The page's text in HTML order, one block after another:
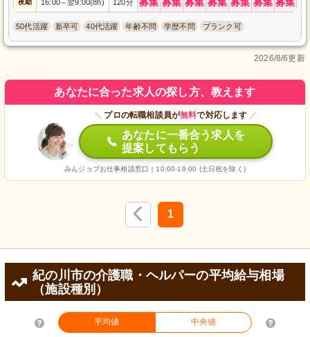
夜勤 16:00～翌9:00(8h) 120分
50代活躍 新卒可 40代活躍 年齢不問 学歴不問 ブランク可
2026/8/6更新
あなたに合った求人の探し方、教えます
＼ プロの転職相談員が無料で対応します ／
あなたに一番合う求人を
提案してもらう
みんジョブお仕事相談窓口｜10:00-19:00 (土日祝を除く)
1
紀の川市の介護職・ヘルパーの平均給与相場
（施設種別）
平均値 中央値